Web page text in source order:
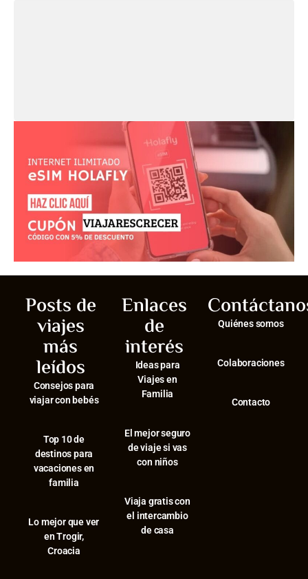
Posts de
viajes
más
leídos
Consejos para
viajar con bebés
⁠Top 10 de
destinos para
vacaciones en
familia
⁠Lo mejor que ver
en Trogir,
Croacia
Enlaces
de
interés
Ideas para
Viajes en
Familia
El mejor seguro
de viaje si vas
con niños
Viaja gratis con
el intercambio
de casa
Quiénes somos
Colaboraciones
Contacto